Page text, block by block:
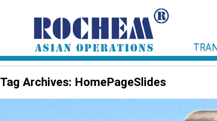
Tag Archives: HomePageSlides